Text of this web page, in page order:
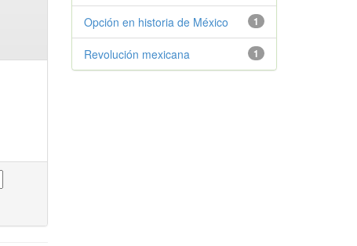
1
Opción en historia de México
1
Revolución mexicana